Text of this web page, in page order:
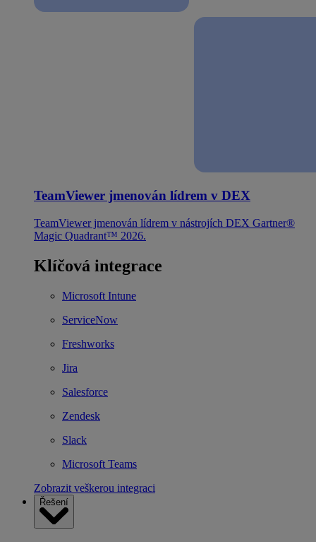
TeamViewer jmenován lídrem v DEX
TeamViewer jmenován lídrem v nástrojích DEX Gartner®
Magic Quadrant™ 2026.
Klíčová integrace
Microsoft Intune
ServiceNow
Freshworks
Jira
Salesforce
Zendesk
Slack
Microsoft Teams
Zobrazit veškerou integraci
Řešení